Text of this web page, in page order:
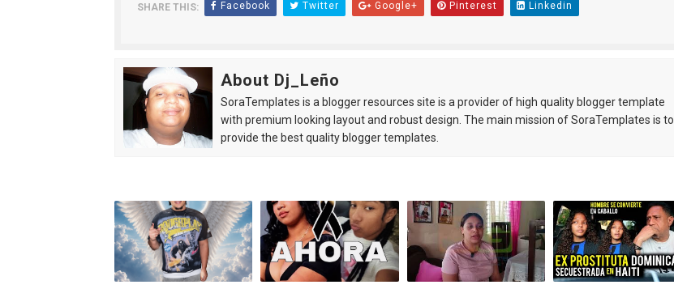
SHARE THIS: Facebook Twitter Google+ Pinterest Linkedin
About Dj_Leño
SoraTemplates is a blogger resources site is a provider of high quality blogger template
with premium looking layout and robust design. The main mission of SoraTemplates is to
provide the best quality blogger templates.